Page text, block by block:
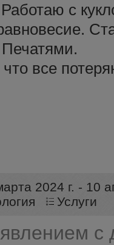
с
все
2024 г. - 10
Услуги
с